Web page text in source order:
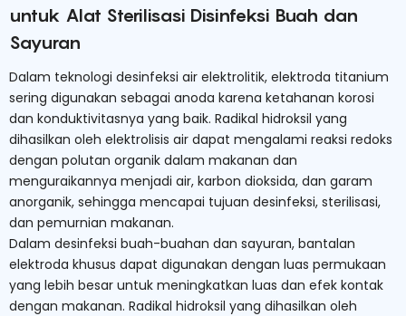
untuk Alat Sterilisasi Disinfeksi Buah dan
Sayuran
Dalam teknologi desinfeksi air elektrolitik, elektroda titanium
sering digunakan sebagai anoda karena ketahanan korosi
dan konduktivitasnya yang baik. Radikal hidroksil yang
dihasilkan oleh elektrolisis air dapat mengalami reaksi redoks
dengan polutan organik dalam makanan dan
menguraikannya menjadi air, karbon dioksida, dan garam
anorganik, sehingga mencapai tujuan desinfeksi, sterilisasi,
dan pemurnian makanan.
Dalam desinfeksi buah-buahan dan sayuran, bantalan
elektroda khusus dapat digunakan dengan luas permukaan
yang lebih besar untuk meningkatkan luas dan efek kontak
dengan makanan. Radikal hidroksil yang dihasilkan oleh